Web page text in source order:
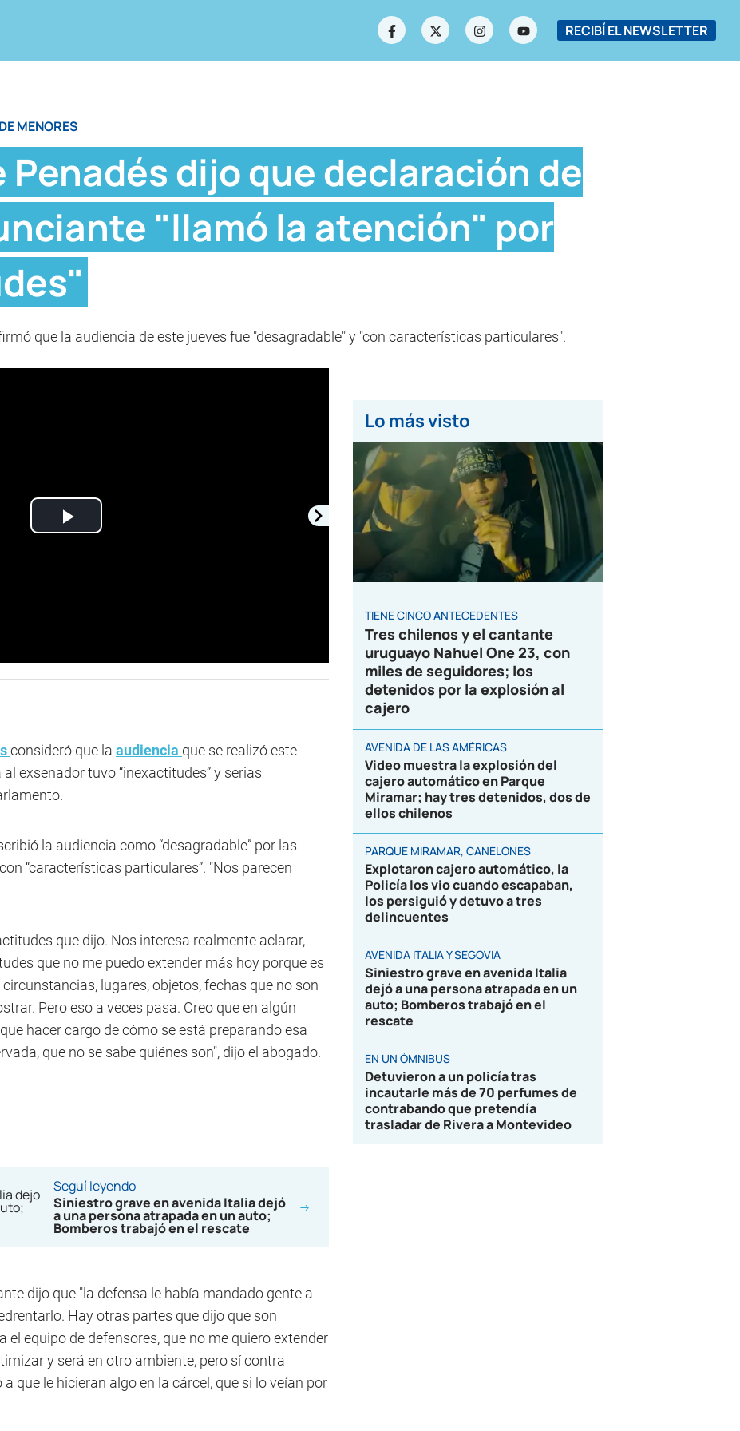
RECIBÍ EL NEWSLETTER
MENORES
Penadés dijo que declaración de
"llamó la atención" por
que la audiencia de este jueves fue "desagradable" y "con características particulares".
Play
consideró que la audiencia que se realizó este
exsenador tuvo “inexactitudes” y serias
la audiencia como “desagradable” por las
“características particulares”. "Nos parecen
que dijo. Nos interesa realmente aclarar,
que no me puedo extender más hoy porque es
lugares, objetos, fechas que no son
Pero eso a veces pasa. Creo que en algún
hacer cargo de cómo se está preparando esa
que no se sabe quiénes son", dijo el abogado.
Seguí leyendo
Siniestro grave en avenida Italia dejó
a una persona atrapada en un auto;
Bomberos trabajó en el rescate
dijo que "la defensa le había mandado gente a
Hay otras partes que dijo que son
equipo de defensores, que no me quiero extender
y será en otro ambiente, pero sí contra
que le hicieran algo en la cárcel, que si lo veían por
Lo más visto
TIENE CINCO ANTECEDENTES
Tres chilenos y el cantante
uruguayo Nahuel One 23, con
miles de seguidores; los
detenidos por la explosión al
cajero
AVENIDA DE LAS AMÉRICAS
Video muestra la explosión del
cajero automático en Parque
Miramar; hay tres detenidos, dos de
ellos chilenos
PARQUE MIRAMAR, CANELONES
Explotaron cajero automático, la
Policía los vio cuando escapaban,
los persiguió y detuvo a tres
delincuentes
AVENIDA ITALIA Y SEGOVIA
Siniestro grave en avenida Italia
dejó a una persona atrapada en un
auto; Bomberos trabajó en el
rescate
EN UN ÓMNIBUS
Detuvieron a un policía tras
incautarle más de 70 perfumes de
contrabando que pretendía
trasladar de Rivera a Montevideo